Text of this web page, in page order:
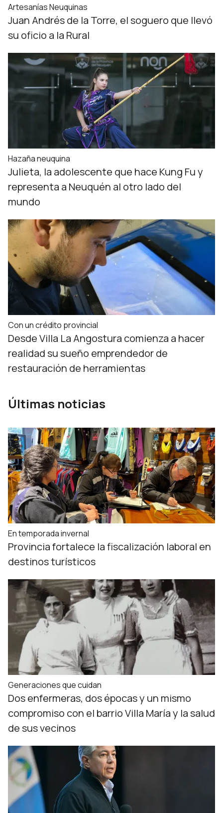
Artesanías Neuquinas
Juan Andrés de la Torre, el soguero que llevó
su oficio a la Rural
Hazaña neuquina
Julieta, la adolescente que hace Kung Fu y
representa a Neuquén al otro lado del
mundo
Con un crédito provincial
Desde Villa La Angostura comienza a hacer
realidad su sueño emprendedor de
restauración de herramientas
Últimas noticias
En temporada invernal
Provincia fortalece la fiscalización laboral en
destinos turísticos
Generaciones que cuidan
Dos enfermeras, dos épocas y un mismo
compromiso con el barrio Villa María y la salud
de sus vecinos